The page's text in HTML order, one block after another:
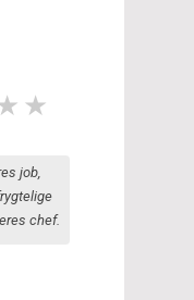
job,
chef.